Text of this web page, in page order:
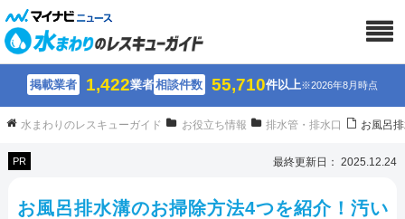
掲載業者 1,422業者相談件数 55,710件以上※2026年8月時点
水まわりのレスキューガイド お役立ち情報 排水管・排水口 お風呂
PR 最終更新日： 2025.12.24
お風呂排水溝のお掃除方法4つを紹介！汚い